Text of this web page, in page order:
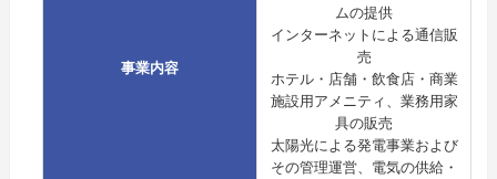
事業内容
ムの提供
インターネットによる通信販
売
ホテル・店舗・飲食店・商業
施設用アメニティ、業務用家
具の販売
太陽光による発電事業および
その管理運営、電気の供給・